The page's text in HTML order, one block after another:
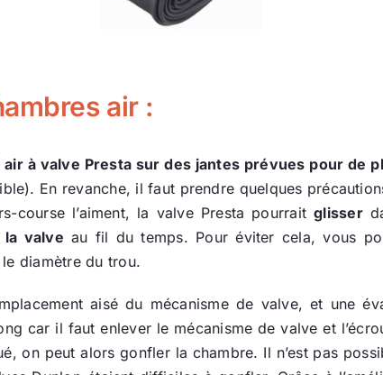
air :
à valve Presta sur des jantes prévues pour de
En revanche, il faut prendre quelques
course l’aiment, la valve Presta pourraitglisser
la valve au fil du temps. Pour éviter cela, vous
diamètre du trou.
aisé du mécanisme de valve, et une
car il faut enlever le mécanisme de valve et
on peut alors gonfler la chambre. Il n’est pas